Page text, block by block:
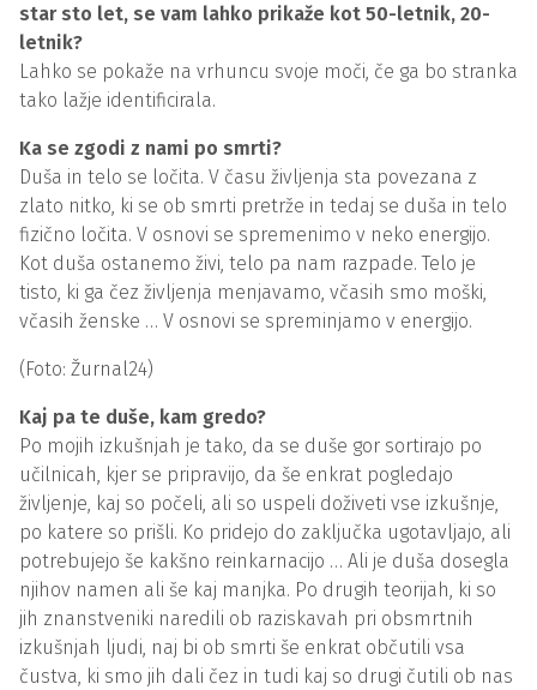
star sto let, se vam lahko prikaže kot 50-letnik, 20-
letnik?
Lahko se pokaže na vrhuncu svoje moči, če ga bo stranka
tako lažje identificirala.
Ka se zgodi z nami po smrti?
Duša in telo se ločita. V času življenja sta povezana z
zlato nitko, ki se ob smrti pretrže in tedaj se duša in telo
fizično ločita. V osnovi se spremenimo v neko energijo.
Kot duša ostanemo živi, telo pa nam razpade. Telo je
tisto, ki ga čez življenja menjavamo, včasih smo moški,
včasih ženske … V osnovi se spreminjamo v energijo.
(Foto: Žurnal24)
Kaj pa te duše, kam gredo?
Po mojih izkušnjah je tako, da se duše gor sortirajo po
učilnicah, kjer se pripravijo, da še enkrat pogledajo
življenje, kaj so počeli, ali so uspeli doživeti vse izkušnje,
po katere so prišli. Ko pridejo do zaključka ugotavljajo, ali
potrebujejo še kakšno reinkarnacijo … Ali je duša dosegla
njihov namen ali še kaj manjka. Po drugih teorijah, ki so
jih znanstveniki naredili ob raziskavah pri obsmrtnih
izkušnjah ljudi, naj bi ob smrti še enkrat občutili vsa
čustva, ki smo jih dali čez in tudi kaj so drugi čutili ob nas